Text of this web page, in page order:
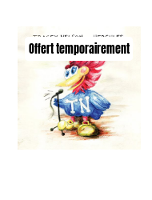
Offert temporairement